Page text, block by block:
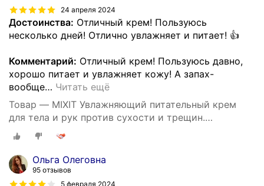
24 апреля 2024
Достоинства: Отличный крем! Пользуюсь
несколько дней! Отлично увлажняет и питает! 👍
Комментарий: Отличный крем! Пользуюсь давно,
хорошо питает и увлажняет кожу! А запах-
вообще… Читать ещё
Товар — MIXIT Увлажняющий питательный крем
для тела и рук против сухости и трещин.
Восстанавливающее средство для ухода за кожей
тела c пантенолом и маслом виноградных косточек
SUPER FOOD
Ольга Олеговна
95 отзывов
5 февраля 2024